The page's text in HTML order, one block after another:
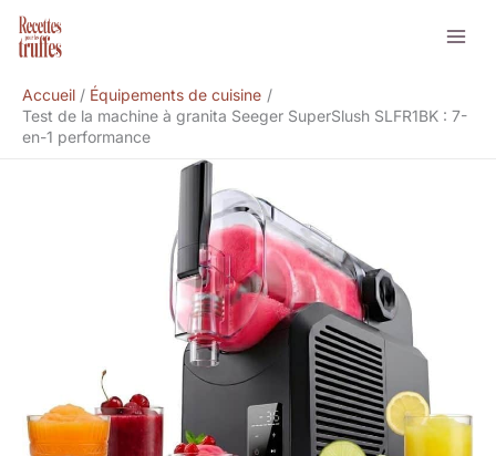
Aller
Accueil
Équipements de cuisine
Test de la machine à granita Seeger SuperSlush SLFR1BK : 7-
en-1 performance
Rechercher